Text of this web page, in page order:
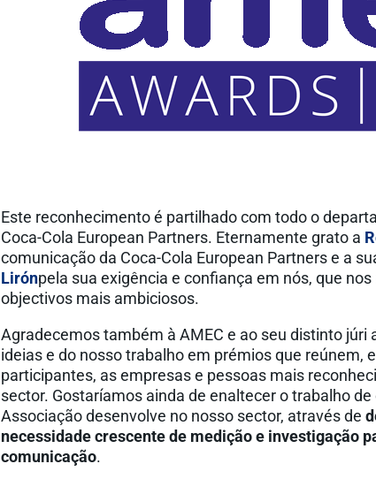
Este reconhecimento é partilhado com todo o
Coca-Cola European Partners. Eternamente grato a
comunicação da Coca-Cola European Partners e a
Lirónpela sua exigência e confiança em nós, que
objectivos mais ambiciosos.
Agradecemos também à AMEC e ao seu distinto júri
ideias e do nosso trabalho em prémios que reúnem,
participantes, as empresas e pessoas mais
sector. Gostaríamos ainda de enaltecer o trabalho
Associação desenvolve no nosso sector, através de
necessidade crescente de medição e investigação
comunicação.